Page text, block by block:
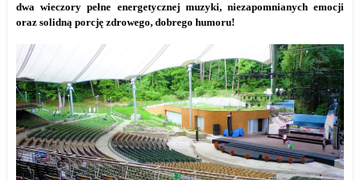
dwa wieczory pełne energetycznej muzyki, niezapomnianych emocji
oraz solidną porcję zdrowego, dobrego humoru!